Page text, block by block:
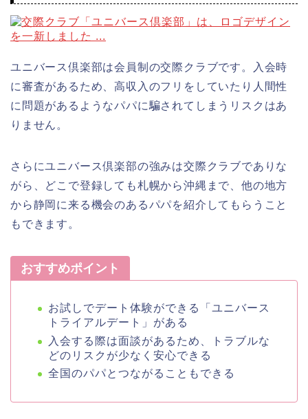
ユニバース倶楽部は会員制の交際クラブです。入会時
に審査があるため、高収入のフリをしていたり人間性
に問題があるようなパパに騙されてしまうリスクはあ
りません。
さらにユニバース倶楽部の強みは交際クラブでありな
がら、どこで登録しても札幌から沖縄まで、他の地方
から静岡に来る機会のあるパパを紹介してもらうこと
もできます。
おすすめポイント
お試しでデート体験ができる「ユニバース
トライアルデート」がある
入会する際は面談があるため、トラブルな
どのリスクが少なく安心できる
全国のパパとつながることもできる